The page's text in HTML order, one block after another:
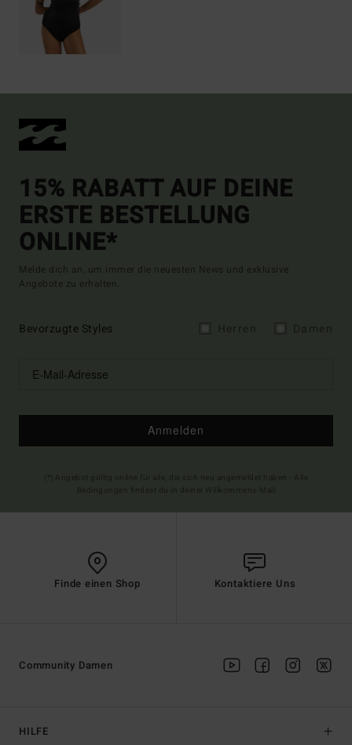
15% RABATT AUF DEINE
ERSTE BESTELLUNG
ONLINE*
Melde dich an, um immer die neuesten News und exklusive
Angebote zu erhalten.
Bevorzugte Styles
Anmelden
Finde einen Shop Kontaktiere Uns
HILFE
Community Damen